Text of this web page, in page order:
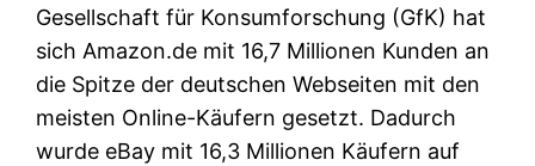
Gesellschaft für Konsumforschung (GfK) hat
sich Amazon.de mit 16,7 Millionen Kunden an
die Spitze der deutschen Webseiten mit den
meisten Online-Käufern gesetzt. Dadurch
wurde eBay mit 16,3 Millionen Käufern auf